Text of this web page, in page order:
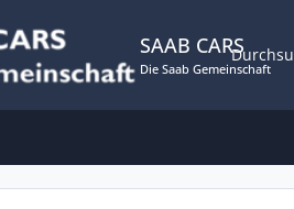
SAAB CARS
Die Saab Gemeinschaft